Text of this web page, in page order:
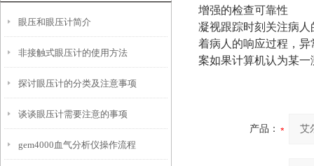
眼压和眼压计简介
非接触式眼压计的使用方法
探讨眼压计的分类及注意事项
谈谈眼压计需要注意的事项
gem4000血气分析仪操作流程
增强的检查可靠性
凝视跟踪时刻关注病
着病人的响应过程，
案如果计算机认为某
产品：